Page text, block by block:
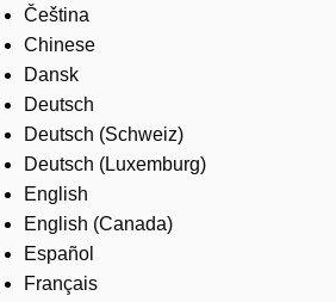
Čeština
Chinese
Dansk
Deutsch
Deutsch (Schweiz)
Deutsch (Luxemburg)
English
English (Canada)
Español
Français